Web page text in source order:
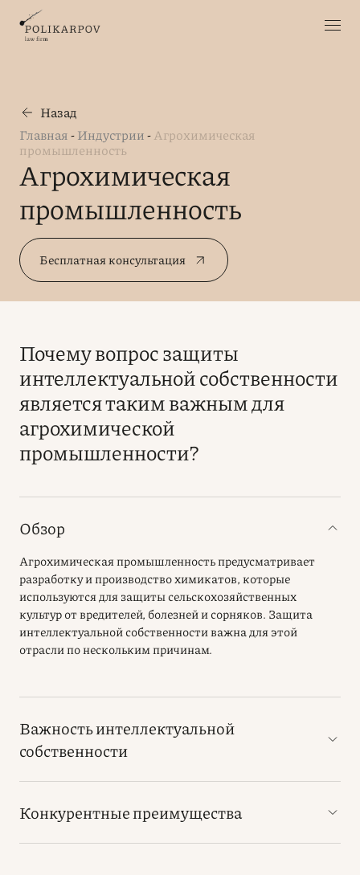
Назад
Главная-Индустрии-Агрохимическая
промышленность
Агрохимическая
промышленность
Бесплатная консультация
Почему вопрос защиты
интеллектуальной собственности
является таким важным для
агрохимической
промышленности?
Обзор
Агрохимическая промышленность предусматривает
разработку и производство химикатов, которые
используются для защиты сельскохозяйственных
культур от вредителей, болезней и сорняков. Защита
интеллектуальной собственности важна для этой
отрасли по нескольким причинам.
Важность интеллектуальной
собственности
Конкурентные преимущества